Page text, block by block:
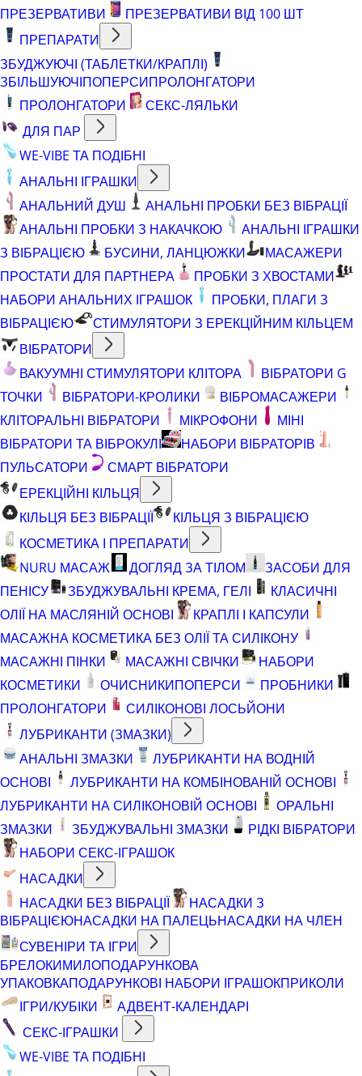
ПРЕЗЕРВАТИВИ
ПРЕЗЕРВАТИВИ ВІД 100 ШТ
ПРЕПАРАТИ
ЗБУДЖУЮЧІ (ТАБЛЕТКИ/КРАПЛІ)
ЗБІЛЬШУЮЧІПОПЕРСИПРОЛОНГАТОРИ
ПРОЛОНГАТОРИ
СЕКС-ЛЯЛЬКИ
ДЛЯ ПАР
WE-VIBE ТА ПОДІБНІ
АНАЛЬНІ ІГРАШКИ
АНАЛЬНИЙ ДУШ
АНАЛЬНІ ПРОБКИ БЕЗ ВІБРАЦІЇ
АНАЛЬНІ ПРОБКИ З НАКАЧКОЮ
АНАЛЬНІ ІГРАШКИ
З ВІБРАЦІЄЮ
БУСИНИ, ЛАНЦЮЖКИ
МАСАЖЕРИ
ПРОСТАТИ ДЛЯ ПАРТНЕРА
ПРОБКИ З ХВОСТАМИ
НАБОРИ АНАЛЬНИХ ІГРАШОК
ПРОБКИ, ПЛАГИ З
ВІБРАЦІЄЮ
СТИМУЛЯТОРИ З ЕРЕКЦІЙНИМ КІЛЬЦЕМ
ВІБРАТОРИ
ВАКУУМНІ СТИМУЛЯТОРИ КЛІТОРА
ВІБРАТОРИ G
ТОЧКИ
ВІБРАТОРИ-КРОЛИКИ
ВІБРОМАСАЖЕРИ
КЛІТОРАЛЬНІ ВІБРАТОРИ
МІКРОФОНИ
МІНІ
ВІБРАТОРИ ТА ВІБРОКУЛІ
НАБОРИ ВІБРАТОРІВ
ПУЛЬСАТОРИ
СМАРТ ВІБРАТОРИ
ЕРЕКЦІЙНІ КІЛЬЦЯ
КІЛЬЦЯ БЕЗ ВІБРАЦІЇ
КІЛЬЦЯ З ВІБРАЦІЄЮ
КОСМЕТИКА І ПРЕПАРАТИ
NURU МАСАЖ
ДОГЛЯД ЗА ТІЛОМ
ЗАСОБИ ДЛЯ
ПЕНІСУ
ЗБУДЖУВАЛЬНІ КРЕМА, ГЕЛІ
КЛАСИЧНІ
ОЛІЇ НА МАСЛЯНІЙ ОСНОВІ
КРАПЛІ І КАПСУЛИ
МАСАЖНА КОСМЕТИКА БЕЗ ОЛІЇ ТА СИЛІКОНУ
МАСАЖНІ ПІНКИ
МАСАЖНІ СВІЧКИ
НАБОРИ
КОСМЕТИКИ
ОЧИСНИКИПОПЕРСИ
ПРОБНИКИ
ПРОЛОНГАТОРИ
СИЛІКОНОВІ ЛОСЬЙОНИ
ЛУБРИКАНТИ (ЗМАЗКИ)
АНАЛЬНІ ЗМАЗКИ
ЛУБРИКАНТИ НА ВОДНІЙ
ОСНОВІ
ЛУБРИКАНТИ НА КОМБІНОВАНІЙ ОСНОВІ
ЛУБРИКАНТИ НА СИЛІКОНОВІЙ ОСНОВІ
ОРАЛЬНІ
ЗМАЗКИ
ЗБУДЖУВАЛЬНІ ЗМАЗКИ
РІДКІ ВІБРАТОРИ
НАБОРИ СЕКС-ІГРАШОК
НАСАДКИ
НАСАДКИ БЕЗ ВІБРАЦІЇ
НАСАДКИ З
ВІБРАЦІЄЮНАСАДКИ НА ПАЛЕЦЬНАСАДКИ НА ЧЛЕН
СУВЕНІРИ ТА ІГРИ
БРЕЛОКИМИЛОПОДАРУНКОВА
УПАКОВКАПОДАРУНКОВІ НАБОРИ ІГРАШОКПРИКОЛИ
ІГРИ/КУБІКИ
АДВЕНТ-КАЛЕНДАРІ
СЕКС-ІГРАШКИ
WE-VIBE ТА ПОДІБНІ